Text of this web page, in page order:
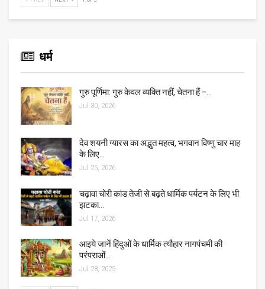
धर्म
गुरु पूर्णिमा: गुरु केवल व्यक्ति नहीं, चेतना हैं –…
Jul 30, 2026
देव शयनी ग्यारस का अद्भुत महत्व, भगवान विष्णु चार माह
के लिए…
Jul 25, 2026
चढ़ावा चोरी कांड तेजी से बढ़ते धार्मिक पर्यटन के लिए भी
झटका…
Jul 17, 2026
आइये जानें हिंदुओं के धार्मिक त्यौहार नागपंचमी की
परंपराओं…
Jul 28, 2025